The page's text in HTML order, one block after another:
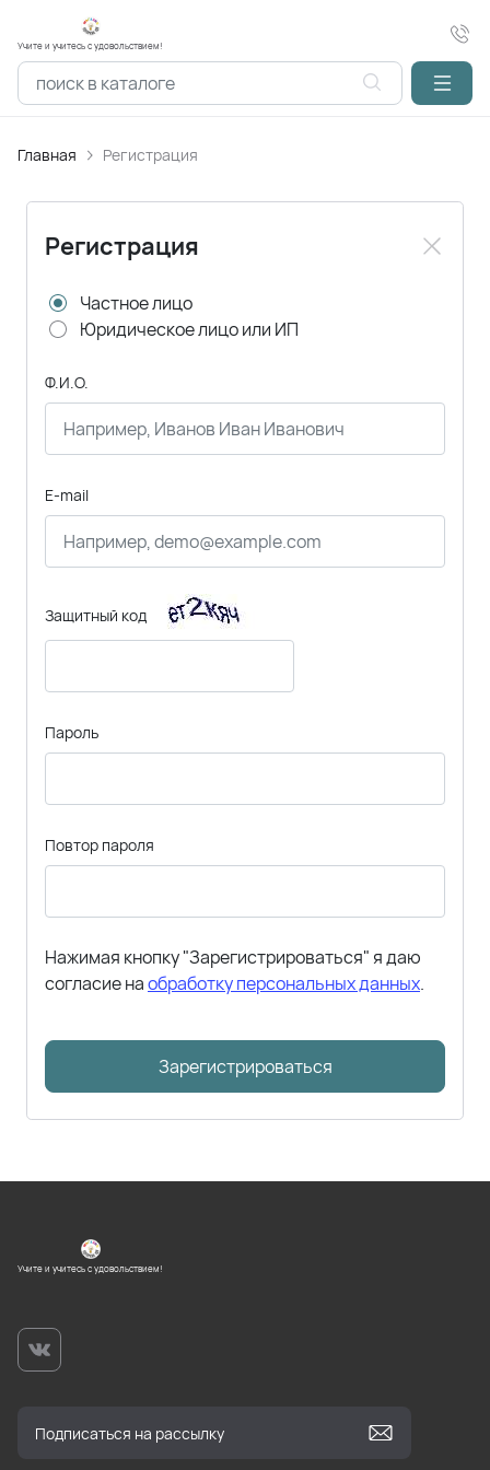
Учите и учитесь с удовольствием!
Главная Регистрация
Регистрация
Частное лицо
Юридическое лицо или ИП
Ф.И.О.
E-mail
Защитный код
Пароль
Повтор пароля
Нажимая кнопку "Зарегистрироваться" я даю
согласие наобработку персональных данных.
Зарегистрироваться
Учите и учитесь с удовольствием!